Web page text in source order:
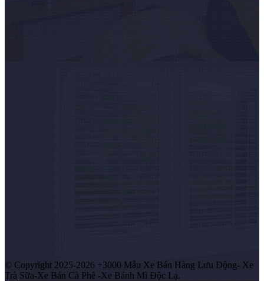
© Copyright 2025-2026 +3000 Mẫu Xe Bán Hàng Lưu Động- Xe
Trà Sữa-Xe Bán Cà Phê -Xe Bánh Mì Độc Lạ.